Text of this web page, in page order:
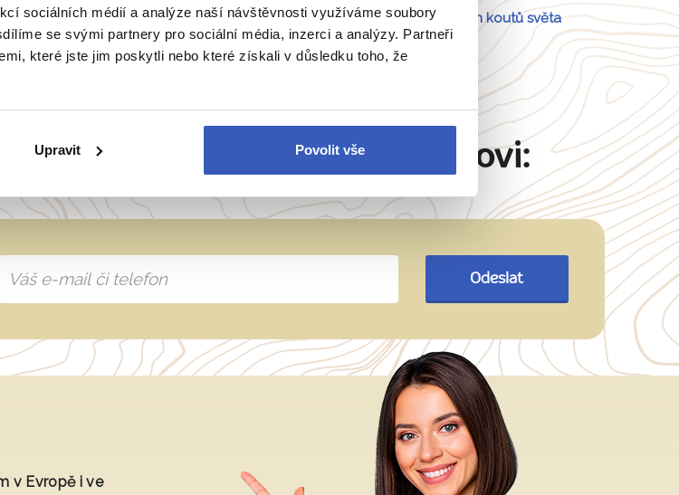
sociálních médií a analýze naší návštěvnosti využíváme soubory
se svými partnery pro sociální média, inzerci a analýzy. Partneři
které jste jim poskytli nebo které získali v důsledku toho, že
Upravit Povolit vše
Francie Irsko Itálie Portugalsko a54 dalších koutů světa
Napište Martinu Šimkovi:
Odeslat
v Evropě i ve